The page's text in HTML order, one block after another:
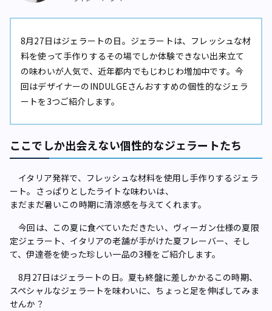
8月27日はジェラートの日。ジェラートは、フレッシュな材
料を使って手作りするその場でしか体験できない出来立て
の味わいが人気で、近年都内でもじわじわ増加中です。今
回はデザイナーのINDULGEさんおすすめの個性的なジェラ
ートを3つご紹介します。
ここでしか出会えない個性的なジェラートたち
イタリア発祥で、フレッシュな材料を使用し手作りするジェラ
ート。さっぱりとしたライトな味わいは、
まだまだ暑いこの時期に清涼感を与えてくれます。
今回は、この夏に食べていただきたい、ヴィーガン仕様の夏限
定ジェラート、イタリアの老舗が手がけた夏フレーバー、そし
て、伊達巻を使った珍しい一品の3種をご紹介します。
8月27日はジェラートの日。夏も終盤に差しかかるこの時期、
スペシャルなジェラートを味わいに、ちょっと足を伸ばしてみま
せんか？